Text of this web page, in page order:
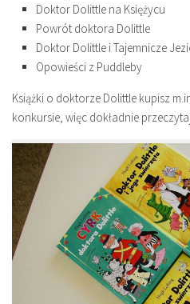
Doktor Dolittle na Księżycu
Powrót doktora Dolittle
Doktor Dolittle i Tajemnicze
Opowieści z Puddleby
Książki o doktorze Dolittle kupisz
konkursie, więc dokładnie